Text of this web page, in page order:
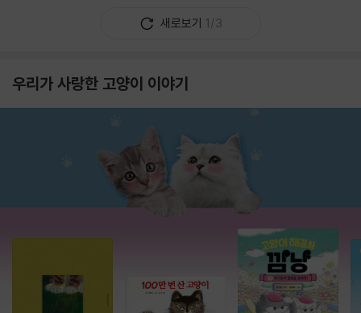
새로보기 1/3
우리가 사랑한 고양이 이야기